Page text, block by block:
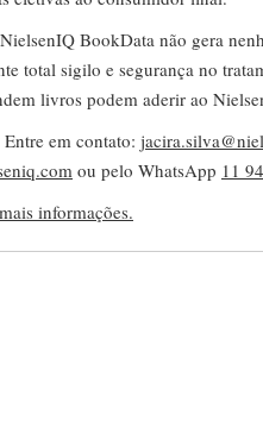
BookData não gera
total sigilo e segurança no
livros podem aderir ao
em contato:
ou pelo WhatsApp 11
informações.